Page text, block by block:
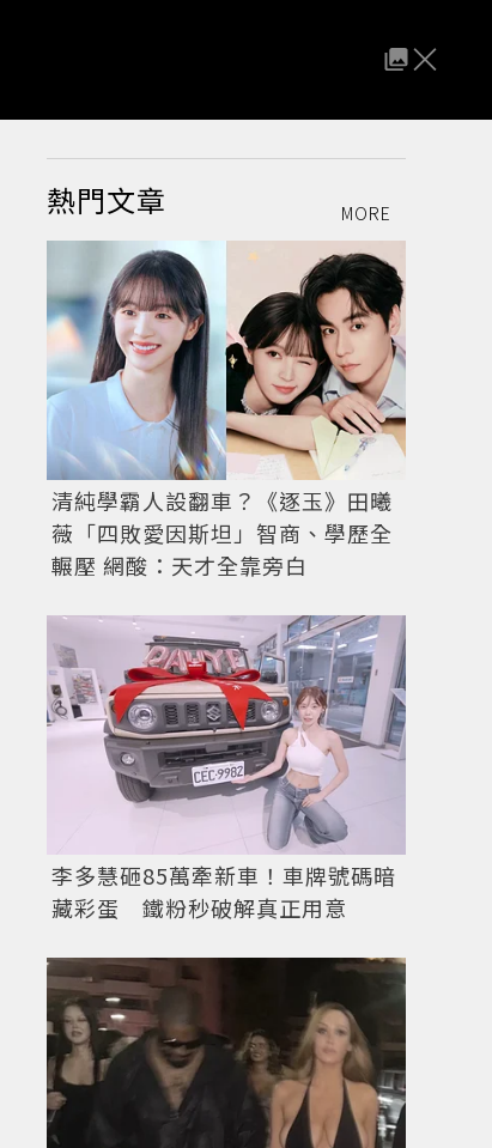
熱門文章 MORE
清純學霸人設翻車？《逐玉》田曦
薇「四敗愛因斯坦」智商、學歷全
輾壓 網酸：天才全靠旁白
李多慧砸85萬牽新車！車牌號碼暗
藏彩蛋 鐵粉秒破解真正用意